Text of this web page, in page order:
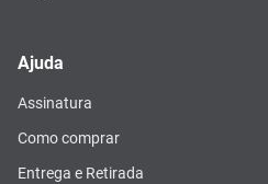
Ajuda
Assinatura
Como comprar
Entrega e Retirada